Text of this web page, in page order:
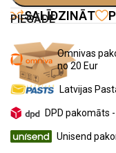
SALĪDZINĀT
PIEGĀDE
Omnivas
no 20 Eur
Latvijas
DPD pakomāts
Unisend